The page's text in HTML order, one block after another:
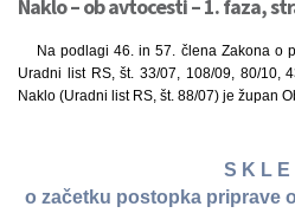
Naklo – ob avtocesti – 1. faza,
Na podlagi 46. in 57. člena Zakona o
Uradni list RS, št. 33/07, 108/09, 80/10,
Naklo (Uradni list RS, št. 88/07) je župan
S K L E
o začetku postopka priprave